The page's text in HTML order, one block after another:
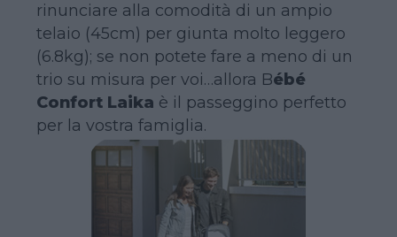
rinunciare alla comodità di un ampio
telaio (45cm) per giunta molto leggero
(6.8kg); se non potete fare a meno di un
trio su misura per voi…allora Bébé
Confort Laika è il passeggino perfetto
per la vostra famiglia.